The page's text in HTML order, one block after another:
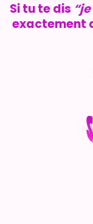
Si tu te dis
exactement